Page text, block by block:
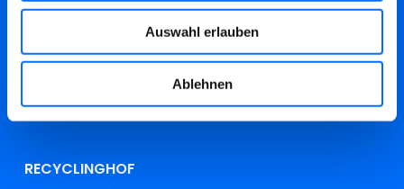
Auswahl erlauben
Ablehnen
08.30 – 12.00
0473 283 000
beschwerden@swmeran.it
RECYCLINGHOF